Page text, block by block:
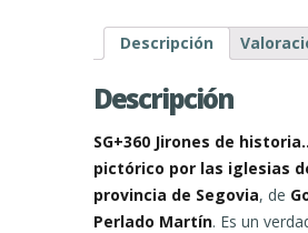
Descripción
Descripción
SG+360 Jirones de
pictórico por las iglesias
provincia de Segovia, de
Perlado Martín. Es un